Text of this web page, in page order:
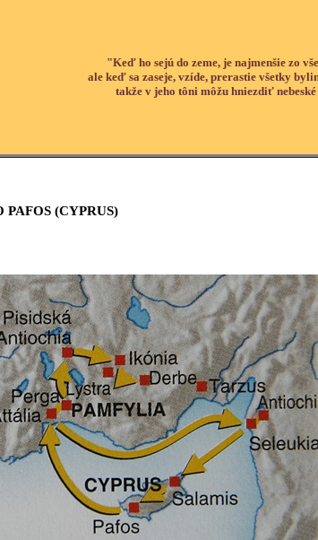
"Keď ho sejú do zeme, je najmenšie zo
ale keď sa zaseje, vzíde, prerastie všetky
takže v jeho tôni môžu hniezdiť
(CYPRUS)